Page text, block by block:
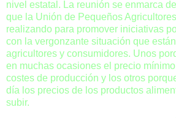
nivel estatal. La reunión se enmarca
que la Unión de Pequeños
realizando para promover iniciativas
con la vergonzante situación que
agricultores y consumidores. Unos
en muchas ocasiones el precio
costes de producción y los otros
día los precios de los productos
subir.